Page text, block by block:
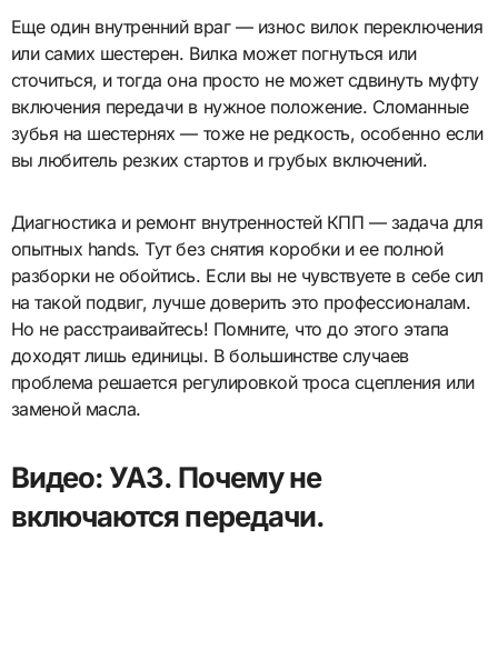
Еще один внутренний враг — износ вилок переключения
или самих шестерен. Вилка может погнуться или
сточиться, и тогда она просто не может сдвинуть муфту
включения передачи в нужное положение. Сломанные
зубья на шестернях — тоже не редкость, особенно если
вы любитель резких стартов и грубых включений.
Диагностика и ремонт внутренностей КПП — задача для
опытных hands. Тут без снятия коробки и ее полной
разборки не обойтись. Если вы не чувствуете в себе сил
на такой подвиг, лучше доверить это профессионалам.
Но не расстраивайтесь! Помните, что до этого этапа
доходят лишь единицы. В большинстве случаев
проблема решается регулировкой троса сцепления или
заменой масла.
Видео: УАЗ. Почему не
включаются передачи.